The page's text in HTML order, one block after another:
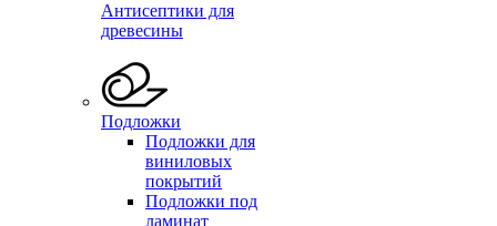
Антисептики для
древесины
Подложки
Подложки для
виниловых
покрытий
Подложки под
ламинат